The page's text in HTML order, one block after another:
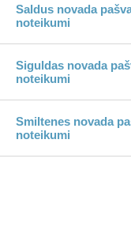
Saldus novada
noteikumi
Siguldas novada
noteikumi
Smiltenes novada
noteikumi